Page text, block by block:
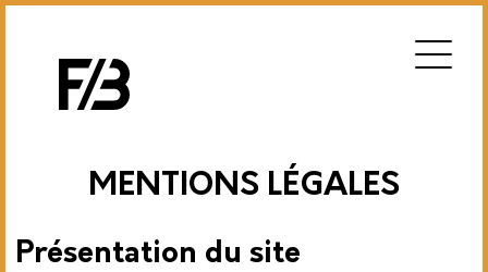
MENTIONS LÉGALES
Présentation du site